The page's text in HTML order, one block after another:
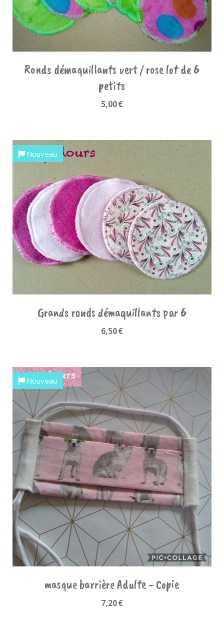
Ronds démaquillants vert / rose lot de 6
petits
5,00€
Nouveau
Grands ronds démaquillants par 6
6,50€
Nouveau
masque barrière Adulte - Copie
7,20€